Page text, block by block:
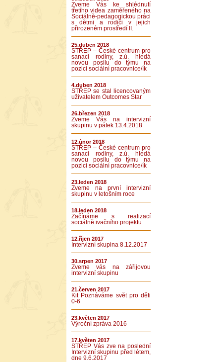
Zveme Vás ke shlédnutí
třetího videa zaměřeného na
Sociálně-pedagogickou práci
s dětmi a rodiči v jejich
přirozeném prostředí II.
25.duben 2018
STŘEP – České centrum pro
sanaci rodiny, z.ú. hledá
novou posilu do týmu na
pozici sociální pracovnice/ík
4.duben 2018
STŘEP se stal licencovaným
uživatelem Outcomes Star
26.březen 2018
Zveme Vás na intervizní
skupinu v pátek 13.4.2018
12.únor 2018
STŘEP – České centrum pro
sanaci rodiny, z.ú. hledá
novou posilu do týmu na
pozici sociální pracovnice/ík
23.leden 2018
Zveme na první intervizní
skupinu v letošním roce
18.leden 2018
Začínáme s realizací
sociálně ivačního projektu
12.říjen 2017
Intervizní skupina 8.12.2017
30.srpen 2017
Zveme vás na zářijovou
intervizní skupinu
21.červen 2017
Kit Poznáváme svět pro děti
0-6
23.květen 2017
Výroční zpráva 2016
17.květen 2017
STŘEP Vás zve na poslední
Intervizní skupinu před létem,
dne 9.6.2017